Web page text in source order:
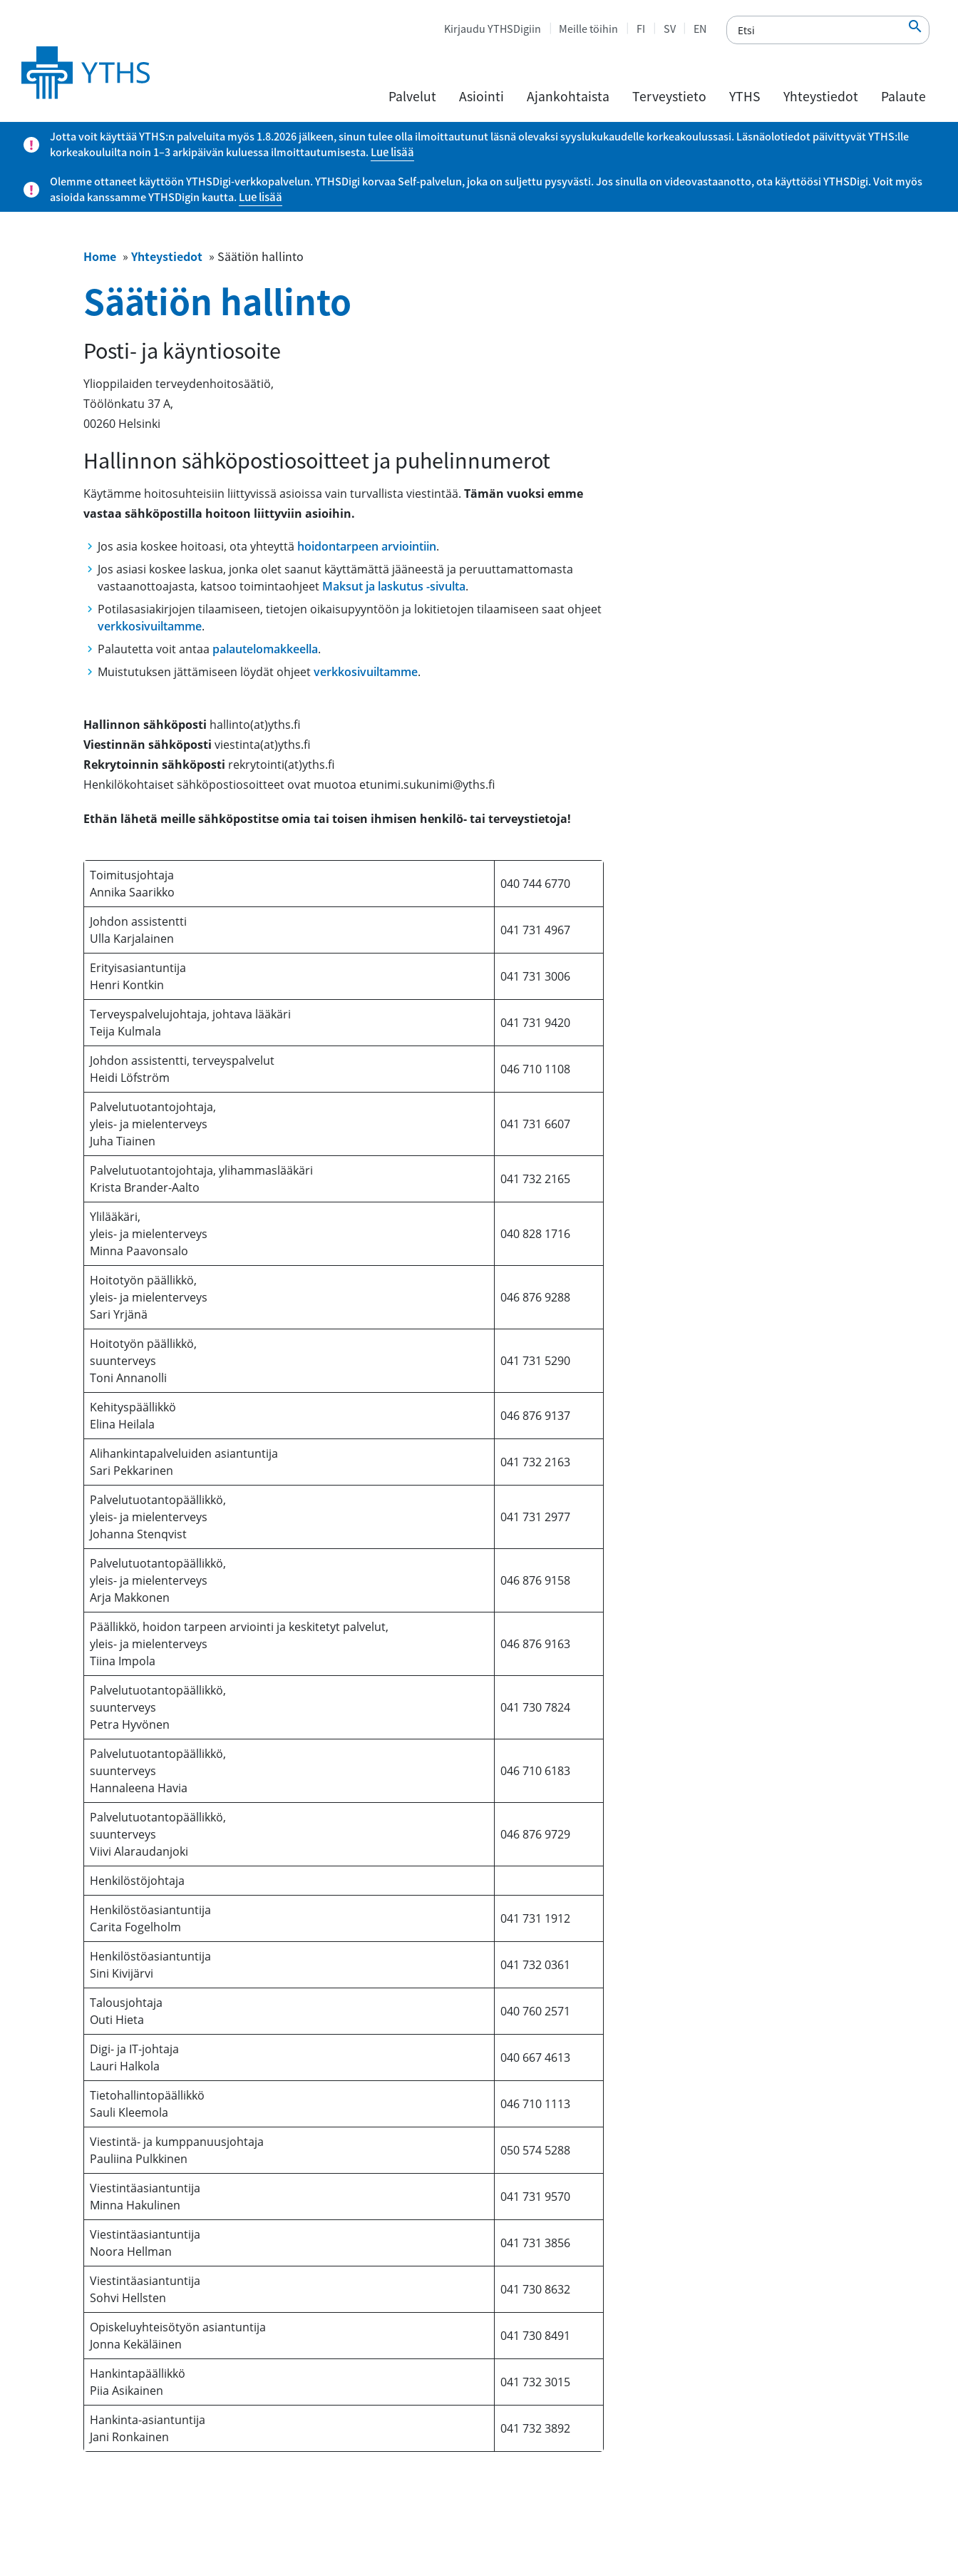
Kirjaudu YTHSDigiin Meille töihin FI SV EN 
Palvelut Asiointi Ajankohtaista Terveystieto YTHS Yhteystiedot Palaute
Jotta voit käyttää YTHS:n palveluita myös 1.8.2026 jälkeen, sinun tulee olla ilmoittautunut läsnä olevaksi syyslukukaudelle korkeakoulussasi. Läsnäolotiedot päivittyvät YTHS:lle
korkeakouluilta noin 1–3 arkipäivän kuluessa ilmoittautumisesta.Lue lisää
Olemme ottaneet käyttöön YTHSDigi-verkkopalvelun. YTHSDigi korvaa Self-palvelun, joka on suljettu pysyvästi. Jos sinulla on videovastaanotto, ota käyttöösi YTHSDigi. Voit myös
asioida kanssamme YTHSDigin kautta.Lue lisää
Home » Yhteystiedot » Säätiön hallinto
Säätiön hallinto
Posti- ja käyntiosoite
Ylioppilaiden terveydenhoitosäätiö,
Töölönkatu 37 A,
00260 Helsinki
Hallinnon sähköpostiosoitteet ja puhelinnumerot
Käytämme hoitosuhteisiin liittyvissä asioissa vain turvallista viestintää. Tämän vuoksi emme
vastaa sähköpostilla hoitoon liittyviin asioihin.
Jos asia koskee hoitoasi, ota yhteyttä hoidontarpeen arviointiin.
Jos asiasi koskee laskua, jonka olet saanut käyttämättä jääneestä ja peruuttamattomasta
vastaanottoajasta, katsoo toimintaohjeet Maksut ja laskutus -sivulta.
Potilasasiakirjojen tilaamiseen, tietojen oikaisupyyntöön ja lokitietojen tilaamiseen saat ohjeet
verkkosivuiltamme.
Palautetta voit antaa palautelomakkeella.
Muistutuksen jättämiseen löydät ohjeetverkkosivuiltamme.
Hallinnon sähköposti hallinto(at)yths.fi
Viestinnän sähköposti viestinta(at)yths.fi
Rekrytoinnin sähköposti rekrytointi(at)yths.fi
Henkilökohtaiset sähköpostiosoitteet ovat muotoa etunimi.sukunimi@yths.fi
Ethän lähetä meille sähköpostitse omia tai toisen ihmisen henkilö- tai terveystietoja!
Toimitusjohtaja
Annika Saarikko
040 744 6770
Johdon assistentti
Ulla Karjalainen
041 731 4967
Erityisasiantuntija
Henri Kontkin
041 731 3006
Terveyspalvelujohtaja, johtava lääkäri
Teija Kulmala
041 731 9420
Johdon assistentti, terveyspalvelut
Heidi Löfström
046 710 1108
Palvelutuotantojohtaja,
yleis- ja mielenterveys
Juha Tiainen
041 731 6607
Palvelutuotantojohtaja, ylihammaslääkäri
Krista Brander-Aalto
041 732 2165
Ylilääkäri,
yleis- ja mielenterveys
Minna Paavonsalo
040 828 1716
Hoitotyön päällikkö,
yleis- ja mielenterveys
Sari Yrjänä
046 876 9288
Hoitotyön päällikkö,
suunterveys
Toni Annanolli
041 731 5290
Kehityspäällikkö
Elina Heilala
046 876 9137
Alihankintapalveluiden asiantuntija
Sari Pekkarinen
041 732 2163
Palvelutuotantopäällikkö,
yleis- ja mielenterveys
Johanna Stenqvist
041 731 2977
Palvelutuotantopäällikkö,
yleis- ja mielenterveys
Arja Makkonen
046 876 9158
Päällikkö, hoidon tarpeen arviointi ja keskitetyt palvelut,
yleis- ja mielenterveys
Tiina Impola
046 876 9163
Palvelutuotantopäällikkö,
suunterveys
Petra Hyvönen
041 730 7824
Palvelutuotantopäällikkö,
suunterveys
Hannaleena Havia
046 710 6183
Palvelutuotantopäällikkö,
suunterveys
Viivi Alaraudanjoki
046 876 9729
Henkilöstöjohtaja
Henkilöstöasiantuntija
Carita Fogelholm
041 731 1912
Henkilöstöasiantuntija
Sini Kivijärvi
041 732 0361
Talousjohtaja
Outi Hieta
040 760 2571
Digi- ja IT-johtaja
Lauri Halkola
040 667 4613
Tietohallintopäällikkö
Sauli Kleemola
046 710 1113
Viestintä- ja kumppanuusjohtaja
Pauliina Pulkkinen
050 574 5288
Viestintäasiantuntija
Minna Hakulinen
041 731 9570
Viestintäasiantuntija
Noora Hellman
041 731 3856
Viestintäasiantuntija
Sohvi Hellsten
041 730 8632
Opiskeluyhteisötyön asiantuntija
Jonna Kekäläinen
041 730 8491
Hankintapäällikkö
Piia Asikainen
041 732 3015
Hankinta-asiantuntija
Jani Ronkainen
041 732 3892